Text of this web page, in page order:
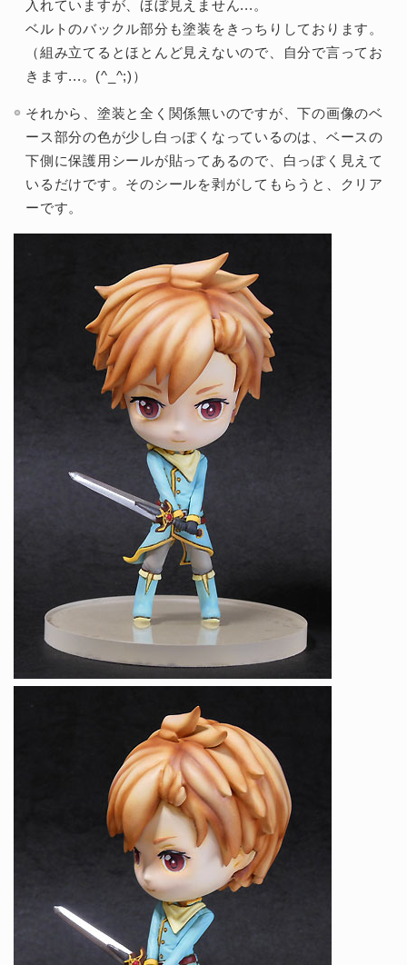
入れていますが、ほぼ見えません...。
ベルトのバックル部分も塗装をきっちりしております。
（組み立てるとほとんど見えないので、自分で言ってお
きます...。(^_^;)）
それから、塗装と全く関係無いのですが、下の画像のベ
ース部分の色が少し白っぽくなっているのは、ベースの
下側に保護用シールが貼ってあるので、白っぽく見えて
いるだけです。そのシールを剥がしてもらうと、クリア
ーです。